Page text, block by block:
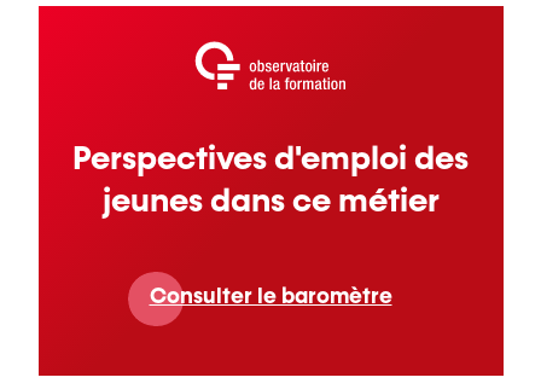
Perspectives d'emploi des
jeunes dans ce métier
Consulter le baromètre